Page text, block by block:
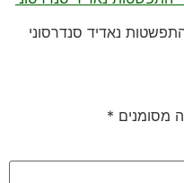
מסומנים *